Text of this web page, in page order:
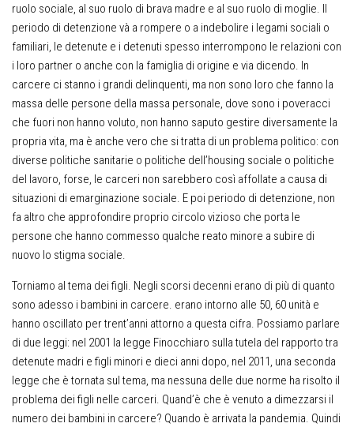
ruolo sociale, al suo ruolo di brava madre e al suo ruolo di moglie. Il
periodo di detenzione và a rompere o a indebolire i legami sociali o
familiari, le detenute e i detenuti spesso interrompono le relazioni con
i loro partner o anche con la famiglia di origine e via dicendo. In
carcere ci stanno i grandi delinquenti, ma non sono loro che fanno la
massa delle persone della massa personale, dove sono i poveracci
che fuori non hanno voluto, non hanno saputo gestire diversamente la
propria vita, ma è anche vero che si tratta di un problema politico: con
diverse politiche sanitarie o politiche dell’housing sociale o politiche
del lavoro, forse, le carceri non sarebbero così affollate a causa di
situazioni di emarginazione sociale. E poi periodo di detenzione, non
fa altro che approfondire proprio circolo vizioso che porta le
persone che hanno commesso qualche reato minore a subire di
nuovo lo stigma sociale.
Torniamo al tema dei figli. Negli scorsi decenni erano di più di quanto
sono adesso i bambini in carcere. erano intorno alle 50, 60 unità e
hanno oscillato per trent’anni attorno a questa cifra. Possiamo parlare
di due leggi: nel 2001 la legge Finocchiaro sulla tutela del rapporto tra
detenute madri e figli minori e dieci anni dopo, nel 2011, una seconda
legge che è tornata sul tema, ma nessuna delle due norme ha risolto il
problema dei figli nelle carceri. Quand’è che è venuto a dimezzarsi il
numero dei bambini in carcere? Quando è arrivata la pandemia. Quindi